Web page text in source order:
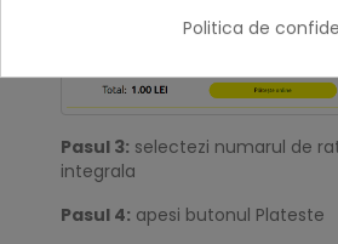
Pasul 3: selectezi numarul de
integrala
Pasul 4: apesi butonul Plateste
Politica de